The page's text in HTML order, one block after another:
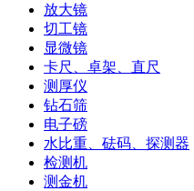
放大镜
切工镜
显微镜
卡尺、卓架、直尺
测厚仪
钻石筛
电子磅
水比重、砝码、探测器
检测机
测金机